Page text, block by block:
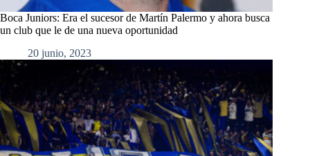
Boca Juniors: Era el sucesor de Martín Palermo y ahora busca
un club que le de una nueva oportunidad
20 junio, 2023